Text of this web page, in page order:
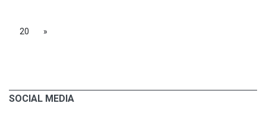
20 »
SOCIAL MEDIA